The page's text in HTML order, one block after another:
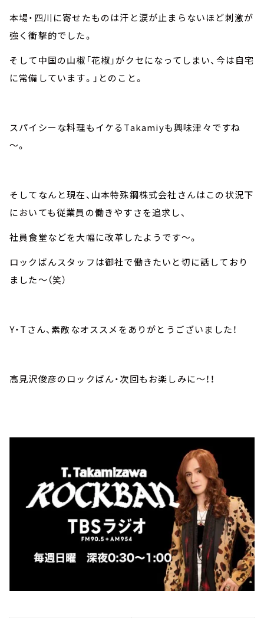
本場・四川に寄せたものは汗と涙が止まらないほど刺激が
強く衝撃的でした。
そして中国の山椒「花椒」がクセになってしまい、今は自宅
に常備しています。」とのこと。
スパイシーな料理もイケるTakamiyも興味津々ですね
～。
そしてなんと現在、山本特殊鋼株式会社さんはこの状況下
においても従業員の働きやすさを追求し、
社員食堂などを大幅に改革したようです～。
ロックばんスタッフは御社で働きたいと切に話しており
ました～（笑）
Y・Tさん、素敵なオススメをありがとうございました！
高見沢俊彦のロックばん・次回もお楽しみに～！！